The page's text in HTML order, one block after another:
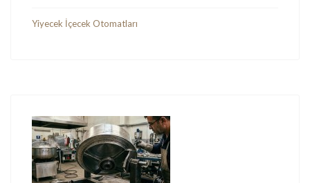
Yiyecek İçecek Otomatları